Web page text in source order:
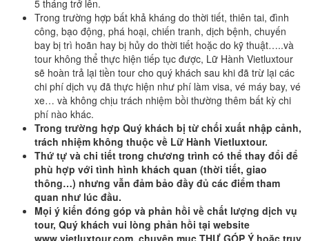
5 tháng trở lên.
Trong trường hợp bất khả kháng do thời tiết, thiên tai, đình
công, bạo động, phá hoại, chiến tranh, dịch bệnh, chuyến
bay bị trì hoãn hay bị hủy do thời tiết hoặc do kỹ thuật…..và
tour không thể thực hiện tiếp tục được, Lữ Hành Vietluxtour
sẽ hoàn trả lại tiền tour cho quý khách sau khi đã trừ lại các
chi phí dịch vụ đã thực hiện như phí làm visa, vé máy bay, vé
xe… và không chịu trách nhiệm bồi thường thêm bất kỳ chi
phí nào khác.
Trong trường hợp Quý khách bị từ chối xuất nhập cảnh,
trách nhiệm không thuộc về Lữ Hành Vietluxtour.
Thứ tự và chi tiết trong chương trình có thể thay đổi để
phù hợp với tình hình khách quan (thời tiết, giao
thông…) nhưng vẫn đảm bảo đầy đủ các điểm tham
quan như lúc đầu.
Mọi ý kiến đóng góp và phản hồi về chất lượng dịch vụ
tour, Quý khách vui lòng phản hồi tại website